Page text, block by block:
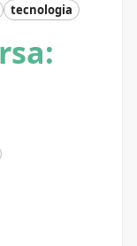
tecnologia